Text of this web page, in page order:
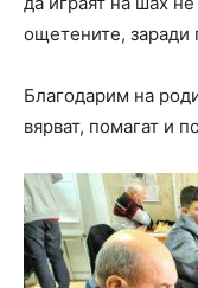
ощетените, заради
Благодарим на
вярват, помагат и